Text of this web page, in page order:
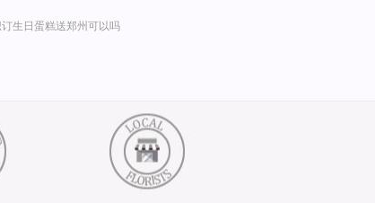
生日蛋糕送郑州可以吗